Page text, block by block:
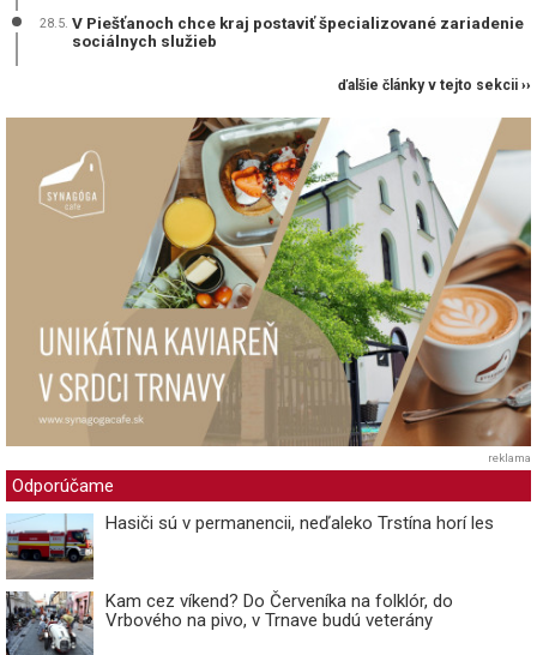
28.5. V Piešťanoch chce kraj postaviť špecializované zariadenie
sociálnych služieb
ďalšie články v tejto sekcii ››
reklama
Odporúčame
Hasiči sú v permanencii, neďaleko Trstína horí les
Kam cez víkend? Do Červeníka na folklór, do
Vrbového na pivo, v Trnave budú veterány